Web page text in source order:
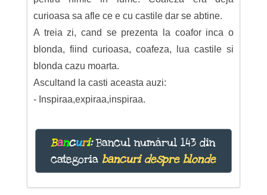
curioasa sa afle ce e cu castile dar se abtine.
A treia zi, cand se prezenta la coafor inca o
blonda, fiind curioasa, coafeza, lua castile si
blonda cazu moarta.
Ascultand la casti aceasta auzi:
- Inspiraa,expiraa,inspiraa.
Bancuri:Bancul numărul 143 din
categoriabancuri despre blonde